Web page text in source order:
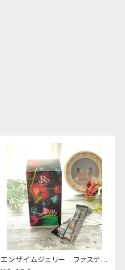
エンザイムジェリー ファスティ